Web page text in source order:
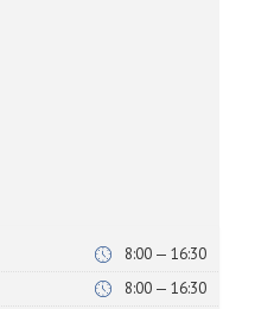
8:00 — 16:30
8:00 — 16:30